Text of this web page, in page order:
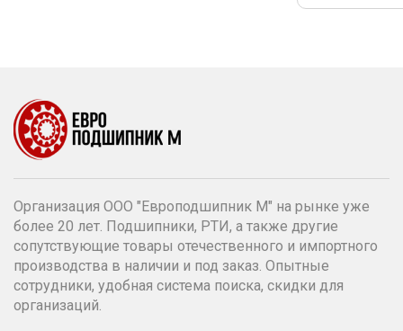
Организация ООО "Европодшипник М" на рынке уже
более 20 лет. Подшипники, РТИ, а также другие
сопутствующие товары отечественного и импортного
производства в наличии и под заказ. Опытные
сотрудники, удобная система поиска, скидки для
организаций.